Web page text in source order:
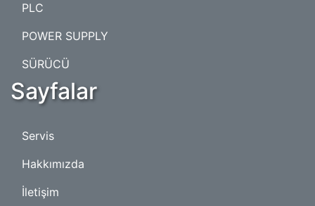
PLC
POWER SUPPLY
SÜRÜCÜ
Sayfalar
Servis
Hakkımızda
İletişim